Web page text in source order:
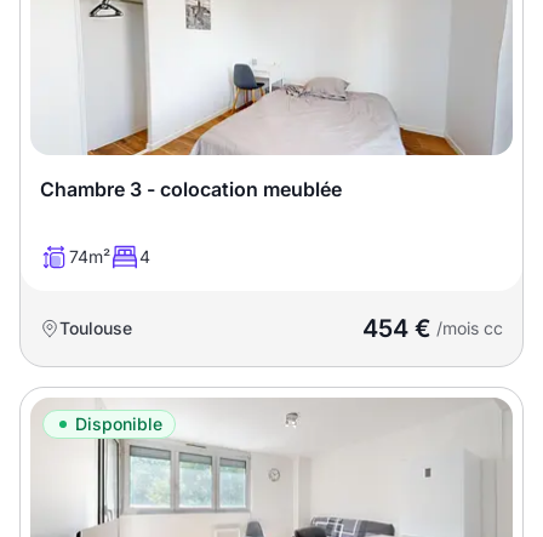
Chambre 3 - colocation meublée
74m² 4
Toulouse 454 € /mois cc
Disponible